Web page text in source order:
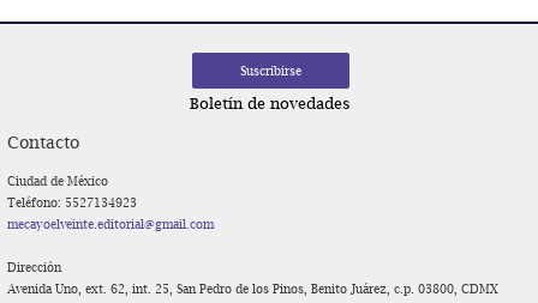
Boletín de novedades
Contacto
Ciudad de México
Teléfono: 5527134923
mecayoelveinte.editorial@gmail.com
Dirección
Avenida Uno, ext. 62, int. 25, San Pedro de los Pinos, Benito Juárez, c.p. 03800, CDMX